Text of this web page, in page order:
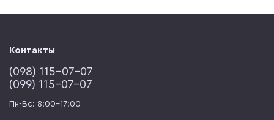
Контакты
(‎098) 115-07-07
(‎099) 115-07-07
Пн-Вс: 8:00-17:00